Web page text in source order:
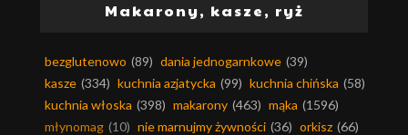
Makarony, kasze, ryż
bezglutenowo (89) dania jednogarnkowe (39)
kasze (334) kuchnia azjatycka (99) kuchnia chińska (58)
kuchnia włoska (398) makarony (463) mąka (1596)
młynomag (10) nie marnujmy żywności (36) orkisz (66)